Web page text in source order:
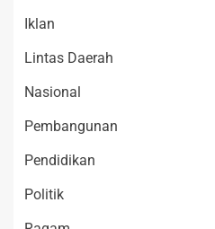
Iklan
Lintas Daerah
Nasional
Pembangunan
Pendidikan
Politik